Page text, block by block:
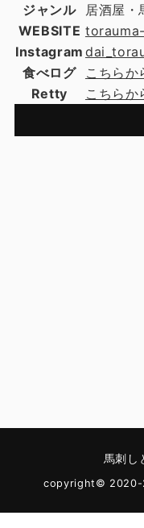
ジャンル
居酒屋・
WEBSITE
Instagram
食べログ
こちらか
Retty
こちらか
馬刺し
copyright© 2020-